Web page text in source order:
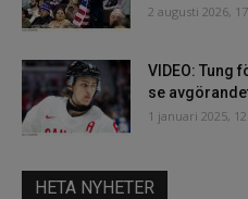
2 augusti 2026,
VIDEO: Tung
se
1 januari 2025,
HETA NYHETER